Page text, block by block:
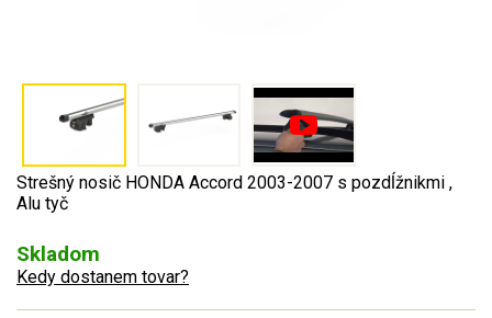
Strešný nosič HONDA Accord 2003-2007 s pozdĺžnikmi ,
Alu tyč
Skladom
Kedy dostanem tovar?